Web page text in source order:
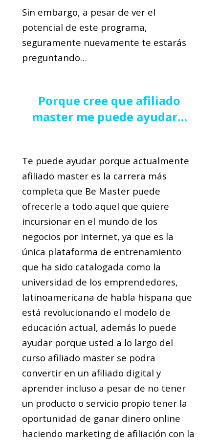
Sin embargo, a pesar de ver el
potencial de este programa,
seguramente nuevamente te estarás
preguntando…
Porque cree que afiliado
master me puede ayudar…
Te puede ayudar porque actualmente
afiliado master es la carrera más
completa que Be Master puede
ofrecerle a todo aquel que quiere
incursionar en el mundo de los
negocios por internet, ya que es la
única plataforma de entrenamiento
que ha sido catalogada como la
universidad de los emprendedores,
latinoamericana de habla hispana que
está revolucionando el modelo de
educación actual, además lo puede
ayudar porque usted a lo largo del
curso afiliado master se podra
convertir en un afiliado digital y
aprender incluso a pesar de no tener
un producto o servicio propio tener la
oportunidad de ganar dinero online
haciendo marketing de afiliación con la